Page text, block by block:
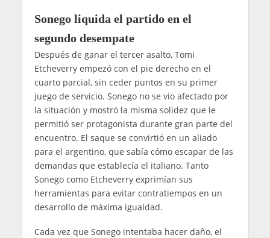
Sonego liquida el partido en el
segundo desempate
Después de ganar el tercer asalto, Tomi
Etcheverry empezó con el pie derecho en el
cuarto parcial, sin ceder puntos en su primer
juego de servicio. Sonego no se vio afectado por
la situación y mostró la misma solidez que le
permitió ser protagonista durante gran parte del
encuentro. El saque se convirtió en un aliado
para el argentino, que sabía cómo escapar de las
demandas que establecía el italiano. Tanto
Sonego como Etcheverry exprimían sus
herramientas para evitar contratiempos en un
desarrollo de máxima igualdad.
Cada vez que Sonego intentaba hacer daño, el